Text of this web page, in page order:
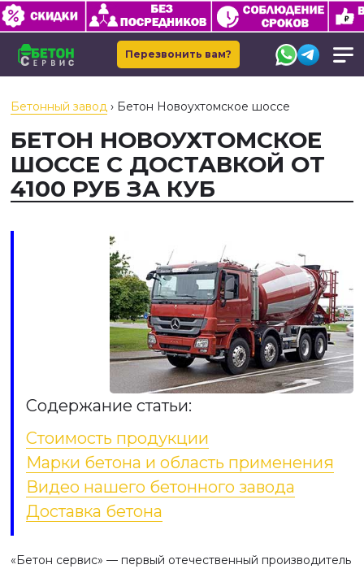
Перезвонить вам?
Бетонный завод › Бетон Новоухтомское шоссе
БЕТОН НОВОУХТОМСКОЕ
ШОССЕ С ДОСТАВКОЙ ОТ
4100 РУБ ЗА КУБ
Содержание статьи:
Стоимость продукции
Марки бетона и область применения
Видео нашего бетонного завода
Доставка бетона
«Бетон сервис» — первый отечественный производитель